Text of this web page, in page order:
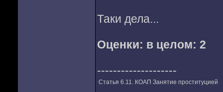
Таки дела...
Оценки: в целом: 2
--------------------
Статья 6.11. КОАП Занятие проституцией